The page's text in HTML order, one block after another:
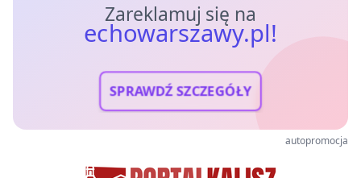
Zareklamuj się na
echowarszawy.pl!
SPRAWDŹ SZCZEGÓŁY
autopromocja